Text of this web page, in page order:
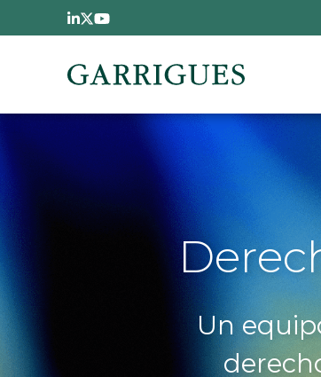
Pasar al contenido principal
Un